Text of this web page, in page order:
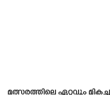
മത്സരത്തിലെ ഏറ്റവും മികച്ച